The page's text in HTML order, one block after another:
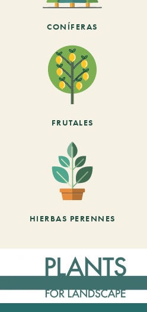
CONÍFERAS
FRUTALES
HIERBAS PERENNES